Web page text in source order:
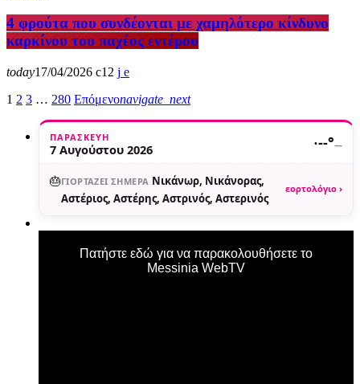
4 φρούτα που συνδέονται με χαμηλότερο κίνδυνο
καρκίνου του παχέος εντέρου
today17/04/2026
12
1 2 3 … 280 Επόμενοnavigate_next
ΠΑΡΑΣΚΕΥΉ
7 Αυγούστου 2026 ·--°—
🎂ΓΙΟΡΤΆΖΕΙ ΣΉΜΕΡΑ Νικάνωρ, Νικάνορας,
Αστέριος, Αστέρης, Αστρινός, Αστερινός
εορτολόγιο ›
Πατήστε εδώ για να παρακολουθήσετε το
Messinia WebTV